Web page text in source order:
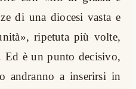
di una diocesi vasta e
ripetuta più volte,
Ed è un punto decisivo,
andranno a inserirsi in